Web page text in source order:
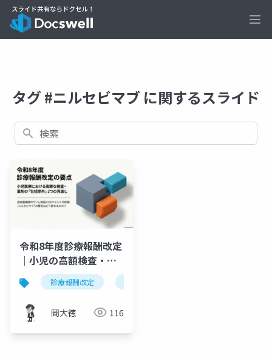
タグ #ニルセビマブ に関するスライド
検索
令和8年度診療報酬改定
｜小児の高額検査・薬
剤「包括除外」2つの見
直しを図解
診療報酬改定
岡大徳 116